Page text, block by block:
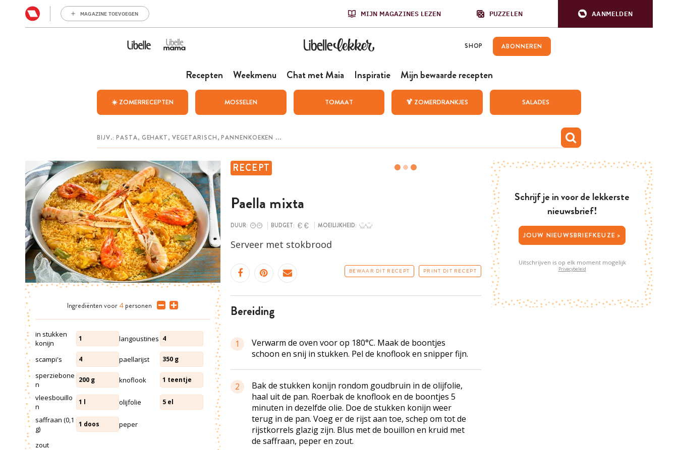
MAGAZINE TOEVOEGEN MIJN MAGAZINES LEZEN PUZZELEN AANMELDEN
SHOP ABONNEREN
Recepten Weekmenu Chat met Maia Inspiratie Mijn bewaarde recepten
☀️ ZOMERRECEPTEN MOSSELEN TOMAAT 🍹 ZOMERDRANKJES SALADES
RECEPT
Paella mixta
DUUR: BUDGET: MOEILIJKHEID:
Serveer met stokbrood
BEWAAR DIT RECEPT PRINT DIT RECEPT
bereiding
1
Verwarm de oven voor op 180°C. Maak de boontjes
schoon en snij in stukken. Pel de knoflook en snipper fijn.
2
Bak de stukken konijn rondom goudbruin in de olijfolie,
haal uit de pan. Roerbak de knoflook en de boontjes 5
minuten in dezelfde olie. Doe de stukken konijn weer
terug in de pan. Voeg er de rijst aan toe, schep om tot de
rijstkorrels glazig zijn. Blus met de bouillon en kruid met
de saffraan, peper en zout.
Ingrediënten voor 4 personen
in stukken
konijn
1 langoustines 4
scampi's 4 paellarijst 350 g
sperziebone
n
200 g knoflook 1 teentje
vleesbouillo
n
1 l olijfolie 5 el
saffraan (0,1
g)
1 doos peper
zout
Schrijf je in voor de lekkerste
nieuwsbrief!
JOUW NIEUWSBRIEFKEUZE >
Uitschrijven is op elk moment mogelijk
Privacybeleid